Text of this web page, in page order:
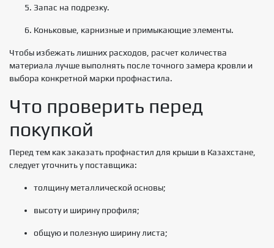
Запас на подрезку.
Коньковые, карнизные и примыкающие элементы.
Чтобы избежать лишних расходов, расчет количества
материала лучше выполнять после точного замера кровли и
выбора конкретной марки профнастила.
Что проверить перед
покупкой
Перед тем как заказать профнастил для крыши в Казахстане,
следует уточнить у поставщика:
толщину металлической основы;
высоту и ширину профиля;
общую и полезную ширину листа;